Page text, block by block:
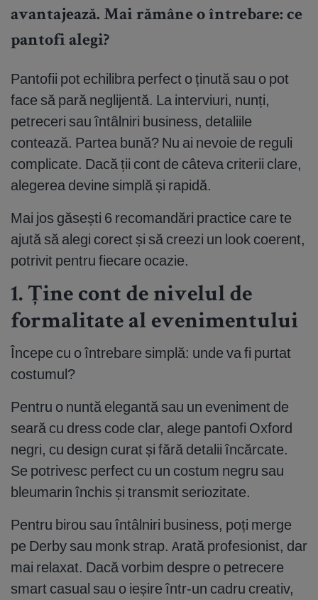
avantajează. Mai rămâne o întrebare: ce
pantofi alegi?
Pantofii pot echilibra perfect o ținută sau o pot
face să pară neglijentă. La interviuri, nunți,
petreceri sau întâlniri business, detaliile
contează. Partea bună? Nu ai nevoie de reguli
complicate. Dacă ții cont de câteva criterii clare,
alegerea devine simplă și rapidă.
Mai jos găsești 6 recomandări practice care te
ajută să alegi corect și să creezi un look coerent,
potrivit pentru fiecare ocazie.
1. Ține cont de nivelul de
formalitate al evenimentului
Începe cu o întrebare simplă: unde va fi purtat
costumul?
Pentru o nuntă elegantă sau un eveniment de
seară cu dress code clar, alege pantofi Oxford
negri, cu design curat și fără detalii încărcate.
Se potrivesc perfect cu un costum negru sau
bleumarin închis și transmit seriozitate.
Pentru birou sau întâlniri business, poți merge
pe Derby sau monk strap. Arată profesionist, dar
mai relaxat. Dacă vorbim despre o petrecere
smart casual sau o ieșire într-un cadru creativ,